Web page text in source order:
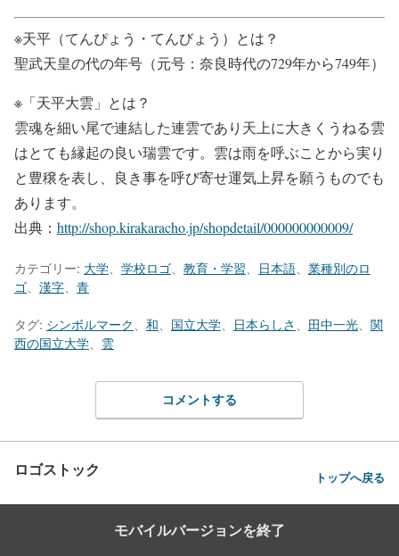
※天平（てんぴょう・てんびょう）とは？
聖武天皇の代の年号（元号：奈良時代の729年から749年）
※「天平大雲」とは？
雲魂を細い尾で連結した連雲であり天上に大きくうねる雲
はとても縁起の良い瑞雲です。雲は雨を呼ぶことから実り
と豊穣を表し、良き事を呼び寄せ運気上昇を願うものでも
あります。
出典： http://shop.kirakaracho.jp/shopdetail/000000000009/
カテゴリー: 大学 学校ロゴ 教育・学習 日本語
業種別のロ
ゴ
漢字 青
タグ: シンボルマーク 和 国立大学 日本らしさ 田中一光
関
西の国立大学
雲
コメントする
ロゴストック トップへ戻る
モバイルバージョンを終了